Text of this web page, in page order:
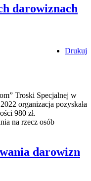
darowiznach
Drukuj
Troski Specjalnej w
organizacja pozyskała
980 zł.
na rzecz osób
darowizn